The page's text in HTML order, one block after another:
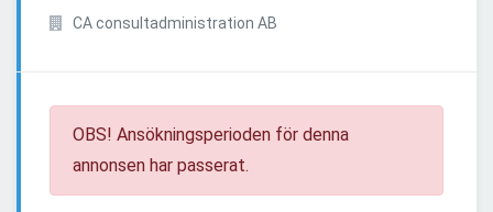
CA consultadministration AB
OBS! Ansökningsperioden för denna
annonsen har passerat.